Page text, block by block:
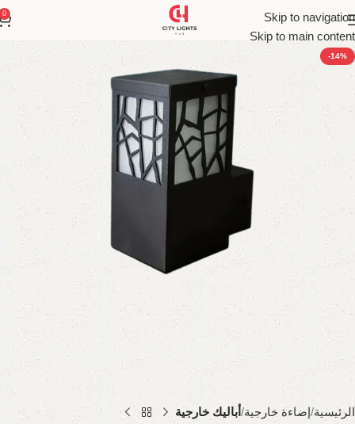
Skip to navigation
Skip to main content
0
-14%
الرئيسية إضاءة خارجية أباليك خارجية